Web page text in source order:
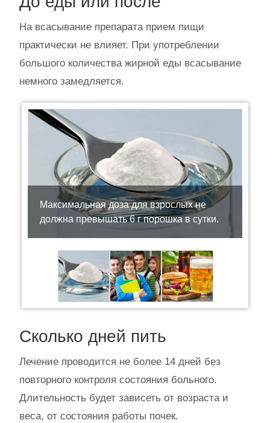
На всасывание препарата прием пищи
практически не влияет. При употреблении
большого количества жирной еды всасывание
немного замедляется.
Максимальная доза для взрослых не
должна превышать 6 г порошка в сутки.
Сколько дней пить
Лечение проводится не более 14 дней без
повторного контроля состояния больного.
Длительность будет зависеть от возраста и
веса, от состояния работы почек.